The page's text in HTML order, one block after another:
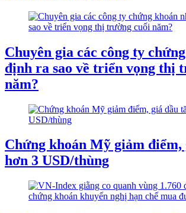
Chuyên gia các công ty
định ra sao về triển vọng thị
năm?
Chứng khoán Mỹ giảm điểm,
hơn 3 USD/thùng